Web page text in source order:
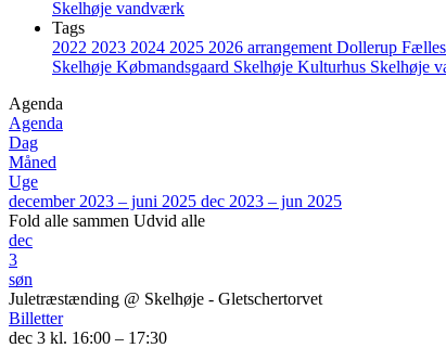
Skelhøje vandværk
Tags
2022 2023 2024 2025 2026 arrangement Dollerup
Skelhøje Købmandsgaard Skelhøje Kulturhus Skelhøje
Agenda
Agenda
Dag
Måned
Uge
december 2023 – juni 2025 dec 2023 – jun 2025
Fold alle sammen Udvid alle
dec
3
søn
Juletræstænding @ Skelhøje - Gletschertorvet
Billetter
dec 3 kl. 16:00 – 17:30